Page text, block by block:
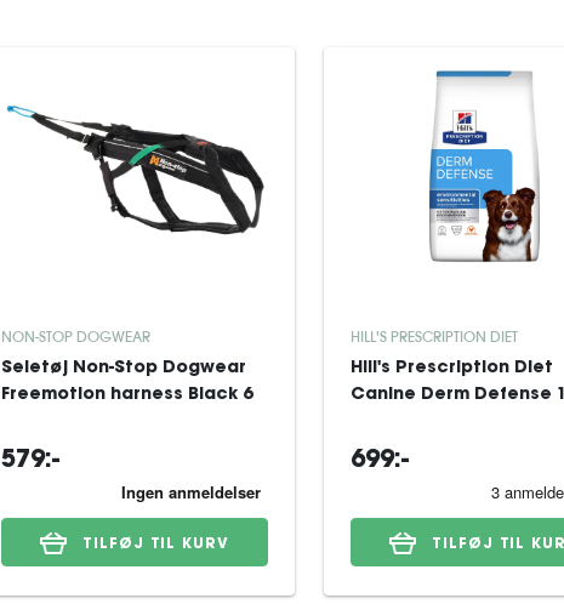
NON-STOP DOGWEAR
Seletøj Non-Stop Dogwear
Freemotion harness Black 6
579:-
TILFØJ TIL KURV
HILL'S PRESCRIPTION DIET
Hill's Prescription Diet
Canine Derm Defense
699:-
TILFØJ TIL